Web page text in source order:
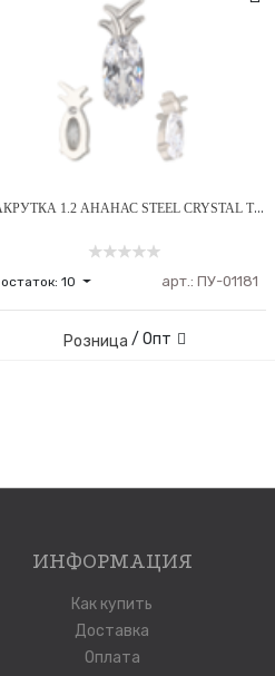
НАКРУТКА 1.2 АНАНАС STEEL CRYSTAL ТИТАН
остаток:10 арт.: ПУ-01181
Розница / Опт
ИНФОРМАЦИЯ
Как купить
Доставка
Оплата